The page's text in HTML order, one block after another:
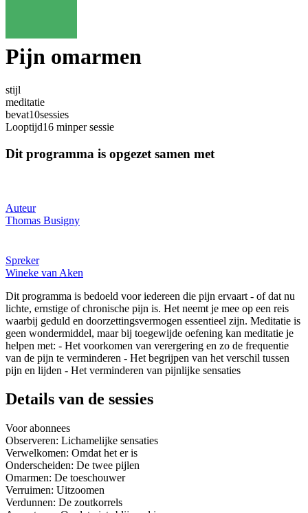
Pijn omarmen
stijl
meditatie
bevat10sessies
Looptijd16 minper sessie
Dit programma is opgezet samen met
Auteur
Thomas Busigny
Spreker
Wineke van Aken
Dit programma is bedoeld voor iedereen die pijn ervaart - of dat nu
lichte, ernstige of chronische pijn is. Het neemt je mee op een reis
waarbij geduld en doorzettingsvermogen essentieel zijn. Meditatie is
geen wondermiddel, maar bij toegewijde oefening kan meditatie je
helpen met: - Het voorkomen van verergering en zo de frequentie
van de pijn te verminderen - Het begrijpen van het verschil tussen
pijn en lijden - Het verminderen van pijnlijke sensaties
Details van de sessies
Voor abonnees
Observeren: Lichamelijke sensaties
Verwelkomen: Omdat het er is
Onderscheiden: De twee pijlen
Omarmen: De toeschouwer
Verruimen: Uitzoomen
Verdunnen: De zoutkorrels